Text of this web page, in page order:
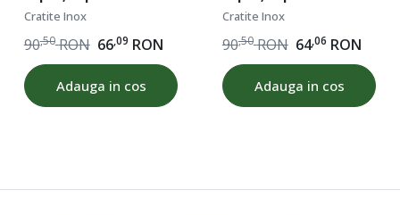
diametru 20 cm, fund
ROD 16447
Cratite Inox
66,09 RON
90,50 RON
Adauga in cos
diametru 18 cm, fund
ROD 16446
Cratite Inox
64,06 RON
90,50 RON
Adauga in cos